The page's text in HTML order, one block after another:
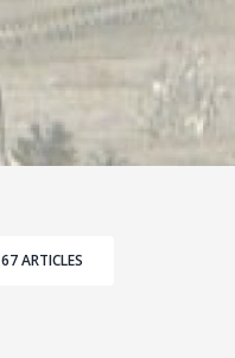
67 ARTICLES